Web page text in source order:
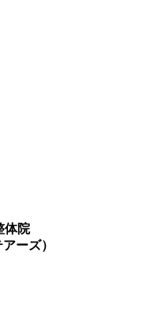
体院
ーズ）